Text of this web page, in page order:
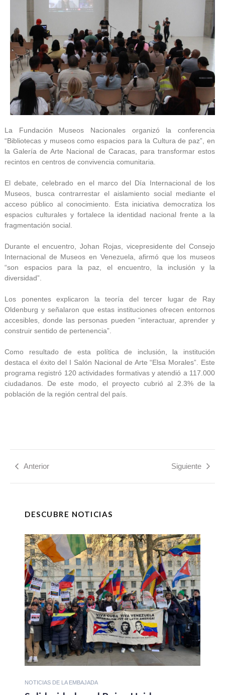
La Fundación Museos Nacionales organizó la conferencia
“Bibliotecas y museos como espacios para la Cultura de paz”, en
la Galería de Arte Nacional de Caracas, para transformar estos
recintos en centros de convivencia comunitaria.
El debate, celebrado en el marco del Día Internacional de los
Museos, busca contrarrestar el aislamiento social mediante el
acceso público al conocimiento. Esta iniciativa democratiza los
espacios culturales y fortalece la identidad nacional frente a la
fragmentación social.
Durante el encuentro, Johan Rojas, vicepresidente del Consejo
Internacional de Museos en Venezuela, afirmó que los museos
“son espacios para la paz, el encuentro, la inclusión y la
diversidad”.
Los ponentes explicaron la teoría del tercer lugar de Ray
Oldenburg y señalaron que estas instituciones ofrecen entornos
accesibles, donde las personas pueden “interactuar, aprender y
construir sentido de pertenencia”.
Como resultado de esta política de inclusión, la institución
destaca el éxito del I Salón Nacional de Arte “Elsa Morales”. Este
programa registró 120 actividades formativas y atendió a 117.000
ciudadanos. De este modo, el proyecto cubrió al 2.3% de la
población de la región central del país.
Anterior Siguiente
DESCUBRE NOTICIAS
NOTICIAS DE LA EMBAJADA